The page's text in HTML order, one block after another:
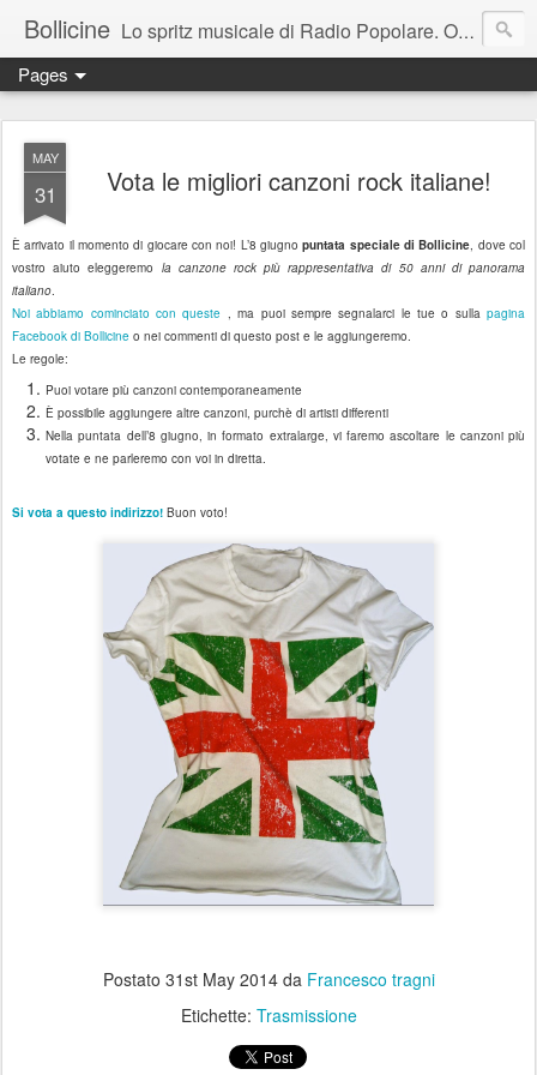
Bollicine Lo spritz musicale di Radio Popolare. Ogni domenica dalle 16.30 alle 17.30
Pages
MAY
31 Vota le migliori canzoni rock italiane!
È arrivato il momento di giocare con noi! L’8 giugnopuntata speciale di Bollicine, dove col
vostro aiuto eleggeremo la canzone rock più rappresentativa di 50 anni di panorama
italiano.
Noi abbiamo cominciato con queste , ma puoi sempre segnalarci le tue o sullapagina
Facebook di Bollicine o nei commenti di questo post e le aggiungeremo.
Le regole:
Puoi votare più canzoni contemporaneamente
È possibile aggiungere altre canzoni, purchè di artisti differenti
Nella puntata dell’8 giugno, in formato extralarge, vi faremo ascoltare le canzoni più
votate e ne parleremo con voi in diretta.
Si vota a questo indirizzo! Buon voto!
Postato 31st May 2014da Francesco tragni
Etichette: Trasmissione